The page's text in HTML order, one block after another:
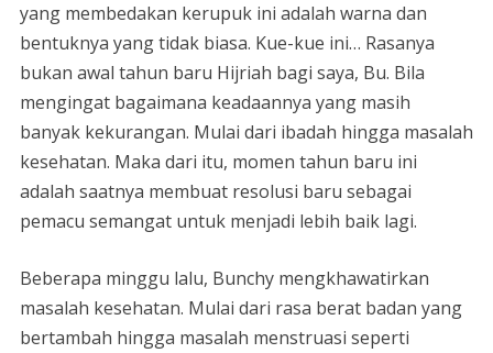
yang membedakan kerupuk ini adalah warna dan
bentuknya yang tidak biasa. Kue-kue ini… Rasanya
bukan awal tahun baru Hijriah bagi saya, Bu. Bila
mengingat bagaimana keadaannya yang masih
banyak kekurangan. Mulai dari ibadah hingga masalah
kesehatan. Maka dari itu, momen tahun baru ini
adalah saatnya membuat resolusi baru sebagai
pemacu semangat untuk menjadi lebih baik lagi.
Beberapa minggu lalu, Bunchy mengkhawatirkan
masalah kesehatan. Mulai dari rasa berat badan yang
bertambah hingga masalah menstruasi seperti